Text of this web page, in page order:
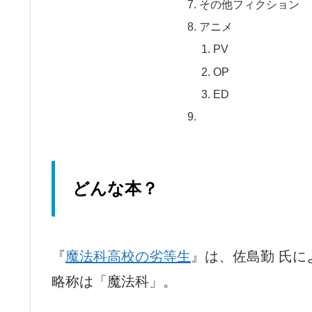
その他フィクション
アニメ
PV
OP
ED
どんな本？
『魔法科高校の劣等生 』は、佐島勤 氏に
略称は「魔法科」。